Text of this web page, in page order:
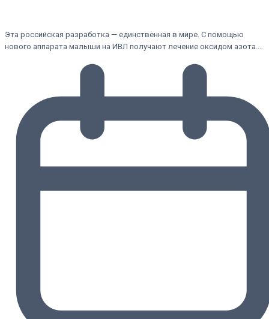
Эта российская разработка — единственная в мире. С помощью
нового аппарата малыши на ИВЛ получают лечение оксидом азота.…